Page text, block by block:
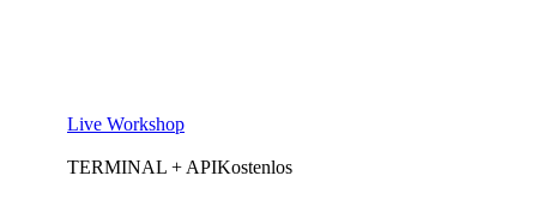
Live Workshop
TERMINAL + APIKostenlos